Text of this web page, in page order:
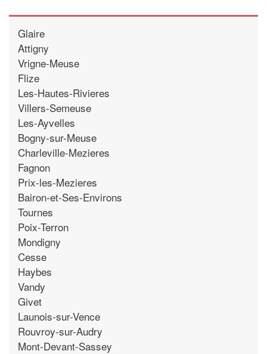
Glaire
Attigny
Vrigne-Meuse
Flize
Les-Hautes-Rivieres
Villers-Semeuse
Les-Ayvelles
Bogny-sur-Meuse
Charleville-Mezieres
Fagnon
Prix-les-Mezieres
Bairon-et-Ses-Environs
Tournes
Poix-Terron
Mondigny
Cesse
Haybes
Vandy
Givet
Launois-sur-Vence
Rouvroy-sur-Audry
Mont-Devant-Sassey